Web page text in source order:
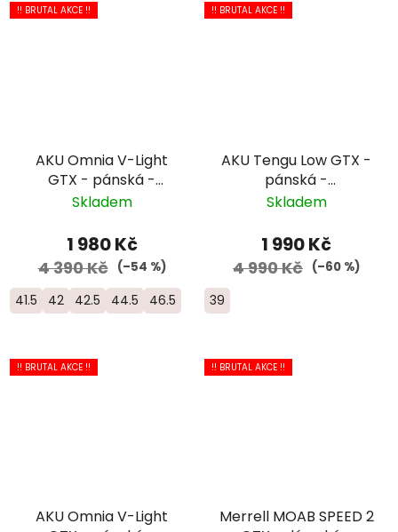
!! BRUTAL AKCE !!
AKU Omnia V-Light
GTX - pánská -
hnědá/zelená
Skladem
1 980 Kč
4 390 Kč (–54 %)
41.5 42 42.5 44.5 46.5
!! BRUTAL AKCE !!
AKU Tengu Low GTX -
pánská -
černá/oranžová
Skladem
1 990 Kč
4 990 Kč (–60 %)
39
!! BRUTAL AKCE !!
AKU Omnia V-Light
!! BRUTAL AKCE !!
Merrell MOAB SPEED 2